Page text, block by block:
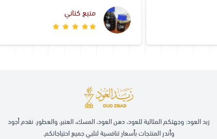
منيع كناني
زبد العود: وجهتكم المثالية للعود، دهن العود، المسك، العنبر، والعطور. نقدم أجود
وأندر المنتجات بأسعار تنافسية لنلبي جميع احتياجاتكم.